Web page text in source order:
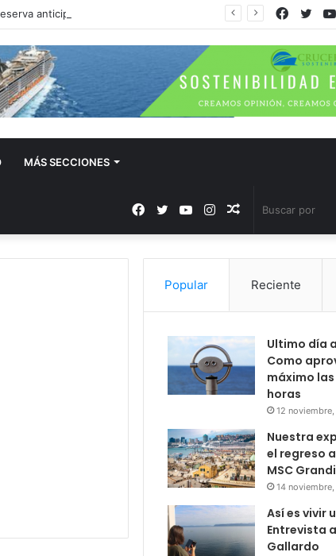
anticipada
MÁS SECCIONES
Publicación
al
Instagram
YouTube
Twitter
Facebook
Popular Reciente
Ultimo día
Como
máximo
horas
12
Nuestra
el regreso
MSC
14
Así es vivir
Entrevista
Gallardo